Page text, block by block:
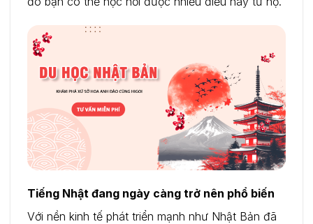
Tiếng Nhật đang ngày càng trở nên phổ biến
Với nền kinh tế phát triển mạnh như Nhật Bản đã